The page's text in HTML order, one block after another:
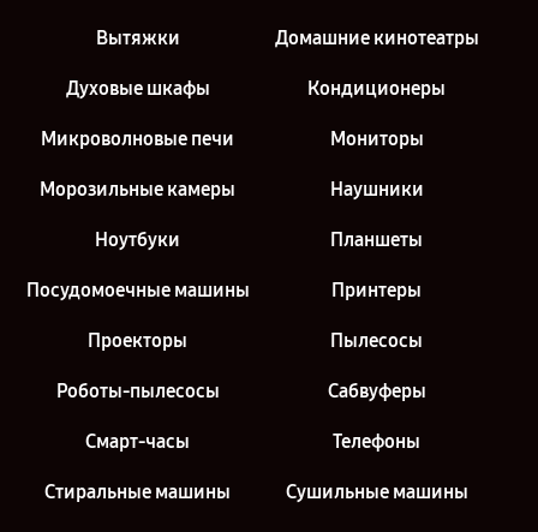
Вытяжки Домашние кинотеатры
Духовые шкафы Кондиционеры
Микроволновые печи Мониторы
Морозильные камеры Наушники
Ноутбуки Планшеты
Посудомоечные машины Принтеры
Проекторы Пылесосы
Роботы-пылесосы Сабвуферы
Смарт-часы Телефоны
Стиральные машины Сушильные машины